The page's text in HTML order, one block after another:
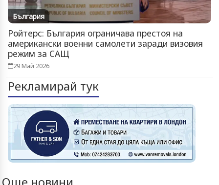
България
Ройтерс: България ограничава престоя на
американски военни самолети заради визовия
режим за САЩ
29 Май 2026
Рекламирай тук